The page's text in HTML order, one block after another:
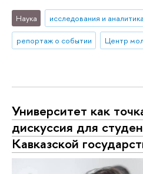
Наука исследования и аналитика
репортаж о событии Центр
Университет как
дискуссия для
Кавказской